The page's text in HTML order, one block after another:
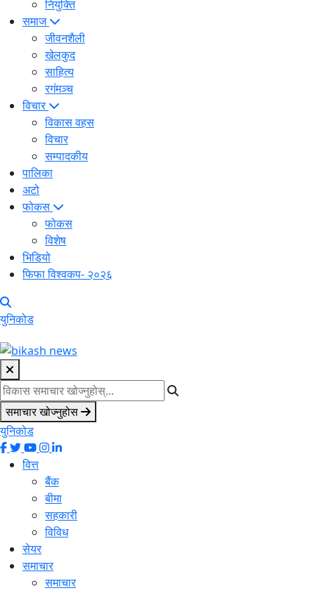
नियुक्ति
समाज
जीवनशैली
खेलकुद
साहित्य
रगंमञ्च
विचार
विकास वहस
विचार
सम्पादकीय
पालिका
अटो
फोकस
फोकस
विशेष
भिडियो
फिफा विश्वकप- २०२६
युनिकोड
समाचार खोज्नुहोस
युनिकोड
वित्त
बैंक
बीमा
सहकारी
विविध
सेयर
समाचार
समाचार